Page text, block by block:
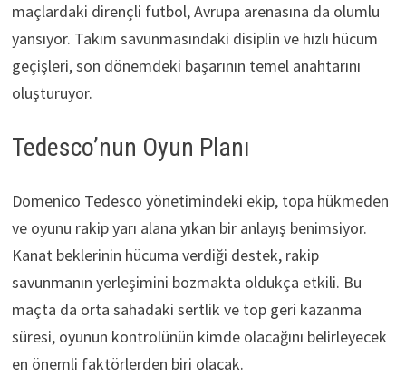
maçlardaki dirençli futbol, Avrupa arenasına da olumlu
yansıyor. Takım savunmasındaki disiplin ve hızlı hücum
geçişleri, son dönemdeki başarının temel anahtarını
oluşturuyor.
Tedesco’nun Oyun Planı
Domenico Tedesco yönetimindeki ekip, topa hükmeden
ve oyunu rakip yarı alana yıkan bir anlayış benimsiyor.
Kanat beklerinin hücuma verdiği destek, rakip
savunmanın yerleşimini bozmakta oldukça etkili. Bu
maçta da orta sahadaki sertlik ve top geri kazanma
süresi, oyunun kontrolünün kimde olacağını belirleyecek
en önemli faktörlerden biri olacak.